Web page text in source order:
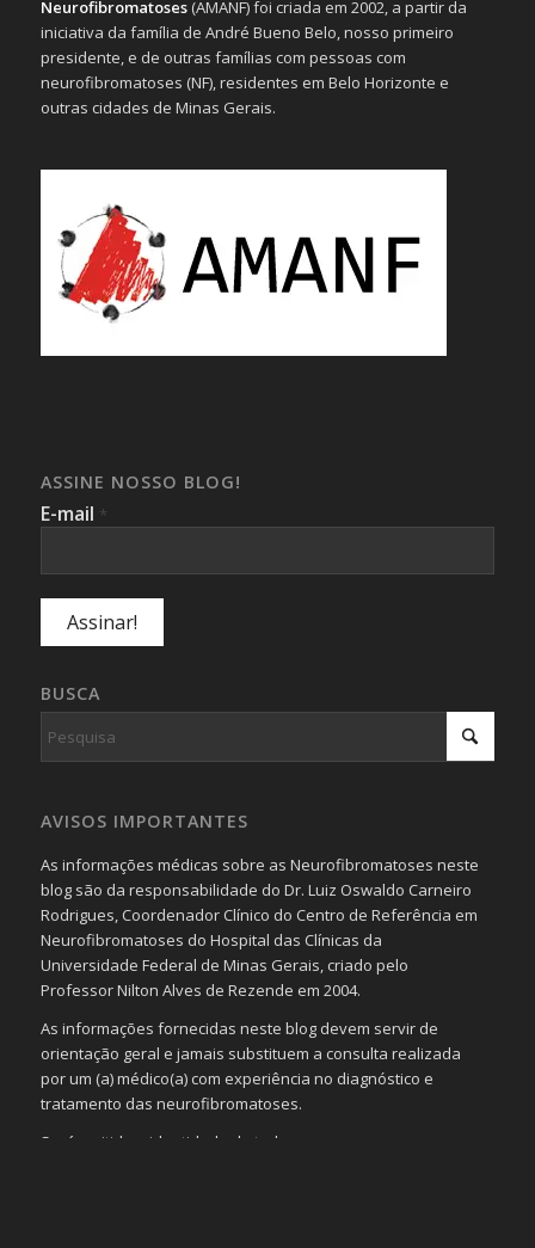
Neurofibromatoses(AMANF) foi criada em 2002, a partir da
iniciativa da família de André Bueno Belo, nosso primeiro
presidente, e de outras famílias com pessoas com
neurofibromatoses (NF), residentes em Belo Horizonte e
outras cidades de Minas Gerais.
ASSINE NOSSO BLOG!
E-mail *
BUSCA
AVISOS IMPORTANTES
As informações médicas sobre as Neurofibromatoses neste
blog são da responsabilidade do Dr. Luiz Oswaldo Carneiro
Rodrigues, Coordenador Clínico do Centro de Referência em
Neurofibromatoses do Hospital das Clínicas da
Universidade Federal de Minas Gerais, criado pelo
Professor Nilton Alves de Rezende em 2004.
As informações fornecidas neste blog devem servir de
orientação geral e jamais substituem a consulta realizada
por um (a) médico(a) com experiência no diagnóstico e
tratamento das neurofibromatoses.
Será omitida a identidade de todas as pessoas que